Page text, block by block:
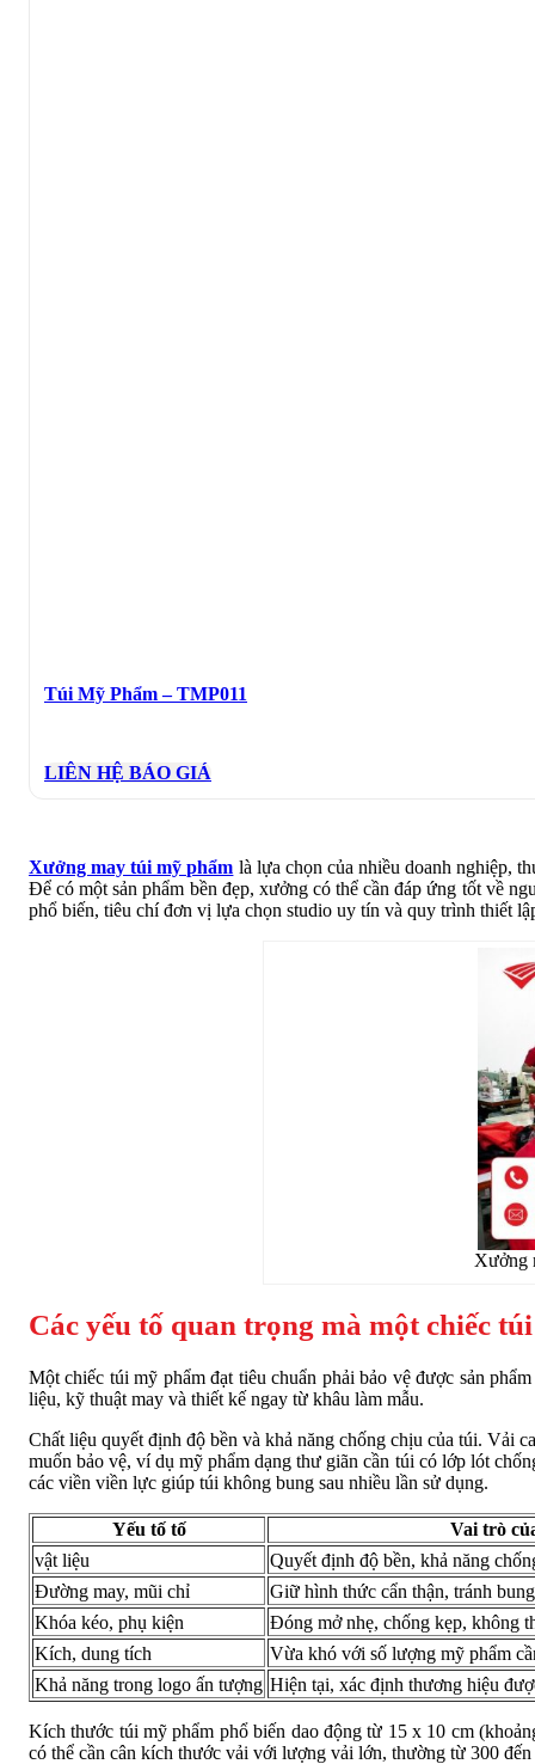
Túi Mỹ Phẩm – TMP011
LIÊN HỆ BÁO GIÁ
Xưởng may túi mỹ phẩm là lựa chọn của nhiều doanh nghiệp,
Để có một sản phẩm bền đẹp, xưởng có thể cần đáp ứng tốt về
phổ biến, tiêu chí đơn vị lựa chọn studio uy tín và quy trình thiết
Xưởng
Các yếu tố quan trọng mà một chiếc
Một chiếc túi mỹ phẩm đạt tiêu chuẩn phải bảo vệ được sản
liệu, kỹ thuật may và thiết kế ngay từ khâu làm mẫu.
Chất liệu quyết định độ bền và khả năng chống chịu của túi. Vải
muốn bảo vệ, ví dụ mỹ phẩm dạng thư giãn cần túi có lớp lót
các viền viền lực giúp túi không bung sau nhiều lần sử dụng.
Yếu tố tố
Vai trò
vật liệu
Quyết định độ bền, khả năng
Đường may, mũi chỉ
Giữ hình thức cẩn thận, tránh
Khóa kéo, phụ kiện
Đóng mở nhẹ, chống kẹp, không
Kích, dung tích
Vừa khó với số lượng mỹ phẩm
Khả năng trong logo ấn tượng Hiện tại, xác định thương hiệu
Kích thước túi mỹ phẩm phổ biến dao động từ 15 x 10 cm
có thể cần cân kích thước vải với lượng vải lớn, thường từ 300